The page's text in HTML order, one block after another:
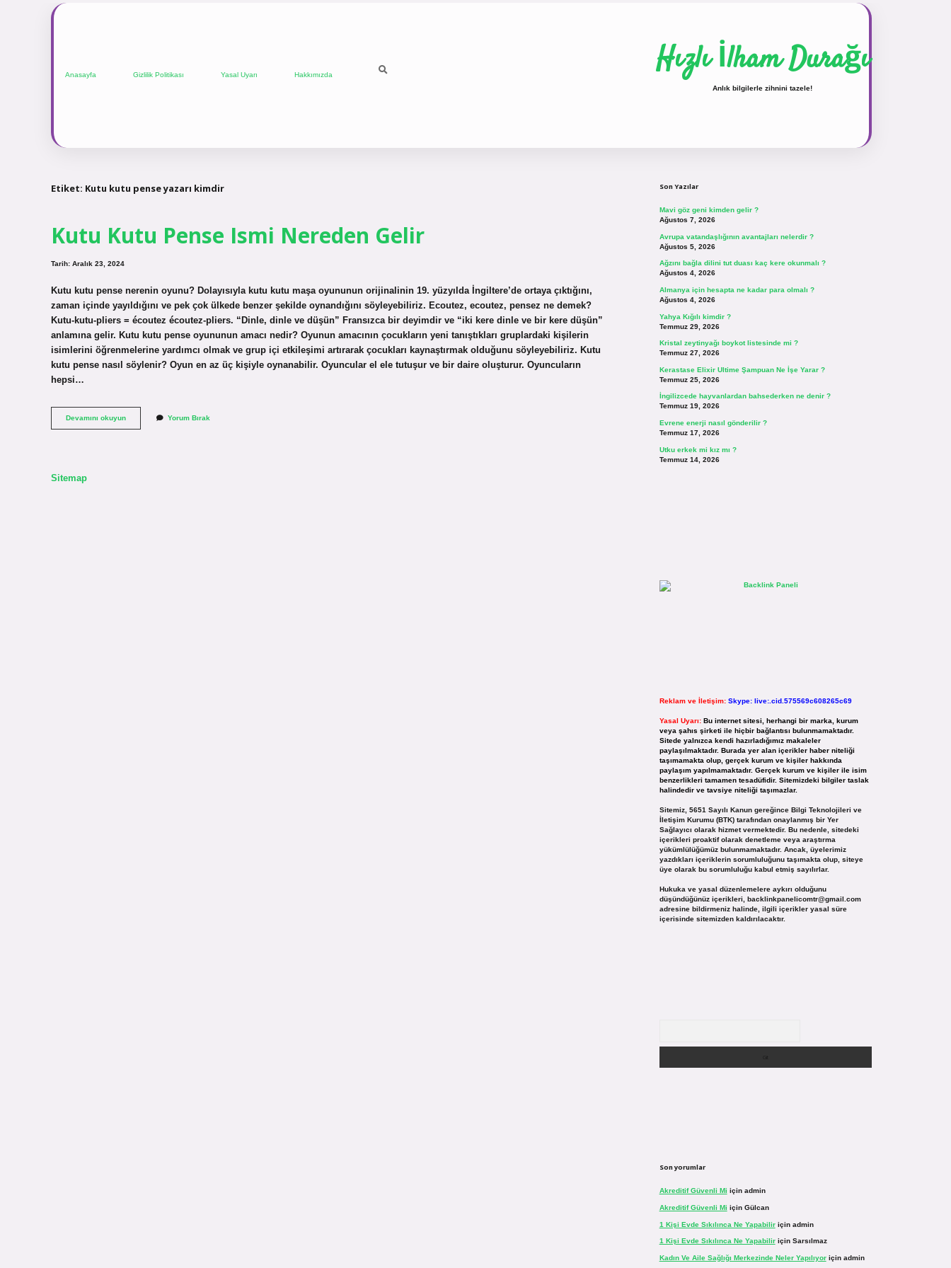
Anasayfa Gizlilik Politikası Yasal Uyarı Hakkımızda Hızlı İlham Durağı
Anlık bilgilerle zihnini tazele!
Etiket: Kutu kutu pense yazarı kimdir
Kutu Kutu Pense Ismi Nereden Gelir
Tarih: Aralık 23, 2024
Kutu kutu pense nerenin oyunu? Dolayısıyla kutu kutu maşa oyununun orijinalinin 19. yüzyılda İngiltere’de ortaya çıktığını,
zaman içinde yayıldığını ve pek çok ülkede benzer şekilde oynandığını söyleyebiliriz. Ecoutez, ecoutez, pensez ne demek?
Kutu-kutu-pliers = écoutez écoutez-pliers. “Dinle, dinle ve düşün” Fransızca bir deyimdir ve “iki kere dinle ve bir kere düşün”
anlamına gelir. Kutu kutu pense oyununun amacı nedir? Oyunun amacının çocukların yeni tanıştıkları gruplardaki kişilerin
isimlerini öğrenmelerine yardımcı olmak ve grup içi etkileşimi artırarak çocukları kaynaştırmak olduğunu söyleyebiliriz. Kutu
kutu pense nasıl söylenir? Oyun en az üç kişiyle oynanabilir. Oyuncular el ele tutuşur ve bir daire oluşturur. Oyuncuların
hepsi…
Devamını okuyunKutu
Kutu
Yorum Bırak
Sitemap
Son Yazılar
Mavi göz geni kimden gelir ?
Ağustos 7, 2026
Avrupa vatandaşlığının avantajları nelerdir ?
Ağustos 5, 2026
Ağzını bağla dilini tut duası kaç kere okunmalı ?
Ağustos 4, 2026
Almanya için hesapta ne kadar para olmalı ?
Ağustos 4, 2026
Yahya Kığılı kimdir ?
Temmuz 29, 2026
Kristal zeytinyağı boykot listesinde mi ?
Temmuz 27, 2026
Kerastase Elixir Ultime Şampuan Ne İşe Yarar ?
Temmuz 25, 2026
İngilizcede hayvanlardan bahsederken ne denir ?
Temmuz 19, 2026
Evrene enerji nasıl gönderilir ?
Temmuz 17, 2026
Utku erkek mi kız mı ?
Temmuz 14, 2026
Reklam ve İletişim: Skype: live:.cid.575569c608265c69
Yasal Uyarı: Bu internet sitesi, herhangi bir marka, kurum
veya şahıs şirketi ile hiçbir bağlantısı bulunmamaktadır.
Sitede yalnızca kendi hazırladığımız makaleler
paylaşılmaktadır. Burada yer alan içerikler haber niteliği
taşımamakta olup, gerçek kurum ve kişiler hakkında
paylaşım yapılmamaktadır. Gerçek kurum ve kişiler ile isim
benzerlikleri tamamen tesadüfidir. Sitemizdeki bilgiler taslak
halindedir ve tavsiye niteliği taşımazlar.
Sitemiz, 5651 Sayılı Kanun gereğince Bilgi Teknolojileri ve
İletişim Kurumu (BTK) tarafından onaylanmış bir Yer
Sağlayıcı olarak hizmet vermektedir. Bu nedenle, sitedeki
içerikleri proaktif olarak denetleme veya araştırma
yükümlülüğümüz bulunmamaktadır. Ancak, üyelerimiz
yazdıkları içeriklerin sorumluluğunu taşımakta olup, siteye
üye olarak bu sorumluluğu kabul etmiş sayılırlar.
Hukuka ve yasal düzenlemelere aykırı olduğunu
düşündüğünüz içerikleri, backlinkpanelicomtr@gmail.com
adresine bildirmeniz halinde, ilgili içerikler yasal süre
içerisinde sitemizden kaldırılacaktır.
Son yorumlar
Akreditif Güvenli Mi için admin
Akreditif Güvenli Mi için Gülcan
1 Kişi Evde Sıkılınca Ne Yapabiliriçin admin
1 Kişi Evde Sıkılınca Ne Yapabiliriçin Sarsılmaz
Kadın Ve Aile Sağlığı Merkezinde Neler Yapılıyoriçin admin